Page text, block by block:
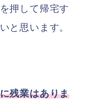
押して帰宅す
と思います。
残業はありま